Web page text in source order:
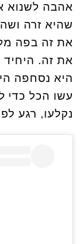
אהבה לשנוא
שהיא זרה
את זה בפה
את זה.
היא נסחפה
עשו הכל כדי
נקלעו, רגע